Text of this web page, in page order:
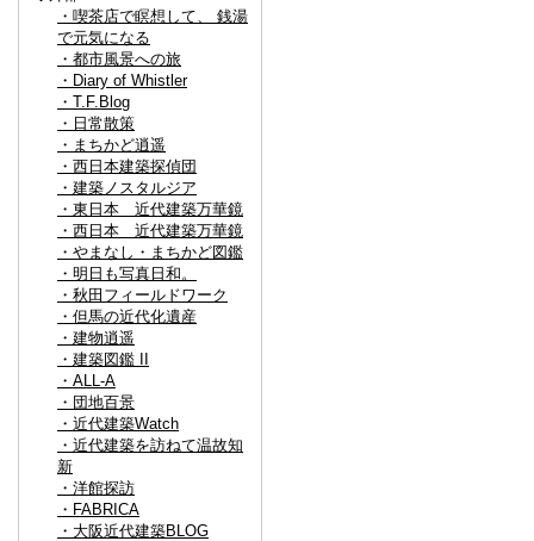
・喫茶店で瞑想して、 銭湯
で元気になる
・都市風景への旅
・Diary of Whistler
・T.F.Blog
・日常散策
・まちかど逍遥
・西日本建築探偵団
・建築ノスタルジア
・東日本 近代建築万華鏡
・西日本 近代建築万華鏡
・やまなし・まちかど図鑑
・明日も写真日和。
・秋田フィールドワーク
・但馬の近代化遺産
・建物逍遥
・建築図鑑 II
・ALL-A
・団地百景
・近代建築Watch
・近代建築を訪ねて温故知
新
・洋館探訪
・FABRICA
・大阪近代建築BLOG